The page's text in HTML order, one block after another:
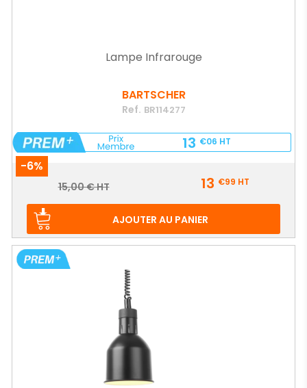
Lampe Infrarouge
BARTSCHER
Ref. BR114277
13 €06 HT
-6%
Prix
Prix
15,00 € HT 13 €99 HT
AJOUTER AU PANIER